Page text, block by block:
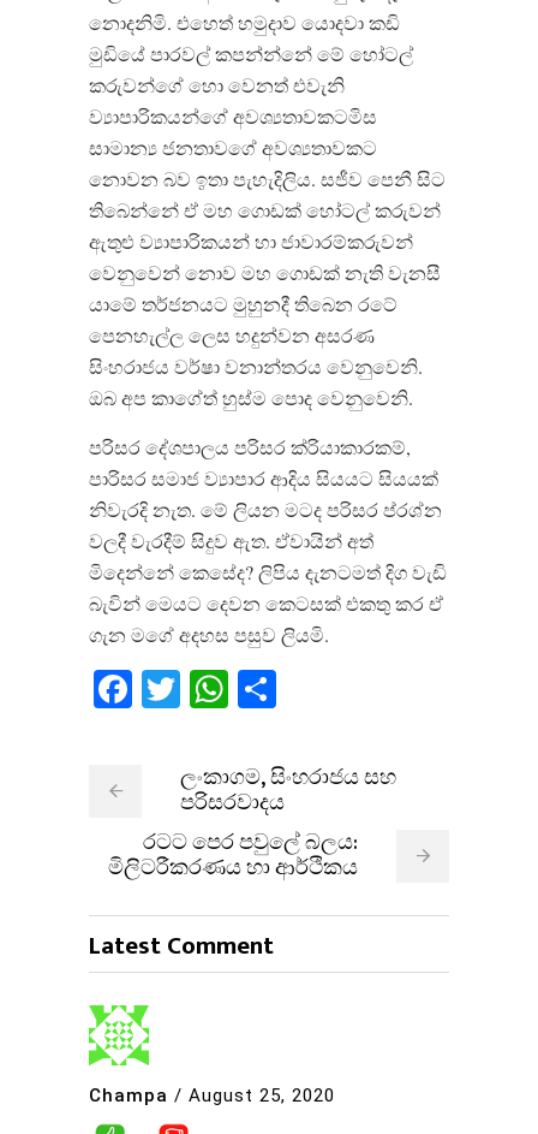
නොදනිමි. එහෙත් හමුදාව යොදවා කඩි
මුඩියේ පාරවල් කපන්න්නේ මේ හෝටල්
කරුවන්ගේ හො වෙනත් එවැනි
ව්‍යාපාරිකයන්ගේ අවශ්‍යතාවකටමිස
සාමාන්‍ය ජනතාවගේ අවශ්‍යතාවකට
නොවන බව ඉතා පැහැදිලිය. සජීව පෙනී සිට
තිබෙන්නේ ඒ මහ ⁣ගොඩක් හෝටල් කරුවන්
ඇතුළු ව්‍යාපාරිකයන් හා ජාවාරම්කරුවන්
වෙනුවෙන් නොව මහ ගොඩක් නැති වැනසී
යාමේ තර්ජනයට මුහුනදී තිබෙන රටේ
පෙනහැල්ල ලෙස හදුන්වන අසරණ
සිංහරාජය වර්ෂා වනාන්තරය වෙනුවෙනි.
ඔබ අප කාගේත් හුස්ම පොද වෙනුවෙනි.
පරිසර දේශපාලය පරිසර ක්රියාකාරකම්,
පාරිසර සමාජ ව්‍යාපාර ආදිය සියයට සියයක්
නිවැරදි නැත. මේ ලියන මටද පරිසර ප්රශ්න
වලදී වැරදීම් සිදුව ඇත. ඒවායින් අත්
මිදෙන්නේ කෙසේද? ලිපිය දැනටමත් දිග වැඩි
බැවින් මෙයට දෙවන කෙටසක් එකතු කර ඒ
ගැන මගේ අදහස පසුව ලියමි.
Facebook
TwitterWhatsApp
ලංකාගම, සිංහරාජය සහ
පරිසරවාදය
රටට පෙර පවුලේ බලය:
මිලිටරීකරණය හා ආර්ථිකය​
Latest Comment
Champa / August 25, 2020